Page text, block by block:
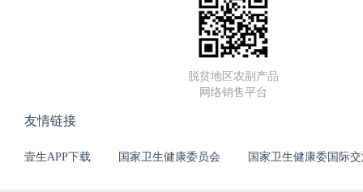
脱贫地区农副产品
网络销售平台
友情链接
壹生APP下载 国家卫生健康委员会 国家卫生健康委国际